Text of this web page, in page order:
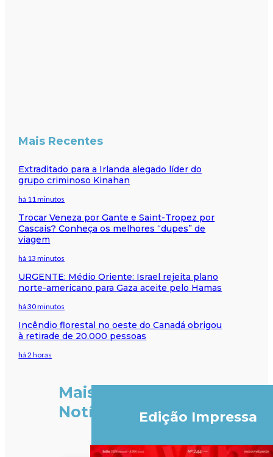
Mais Recentes
Extraditado para a Irlanda alegado líder do
grupo criminoso Kinahan
há 11 minutos
Trocar Veneza por Gante e Saint-Tropez por
Cascais? Conheça os melhores “dupes” de
viagem
há 13 minutos
URGENTE: Médio Oriente: Israel rejeita plano
norte-americano para Gaza aceite pelo Hamas
há 30 minutos
Incêndio florestal no oeste do Canadá obrigou
à retirade de 20.000 pessoas
há 2 horas
Mais
Notícias
Edição Impressa